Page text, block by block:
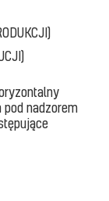
nadzorem